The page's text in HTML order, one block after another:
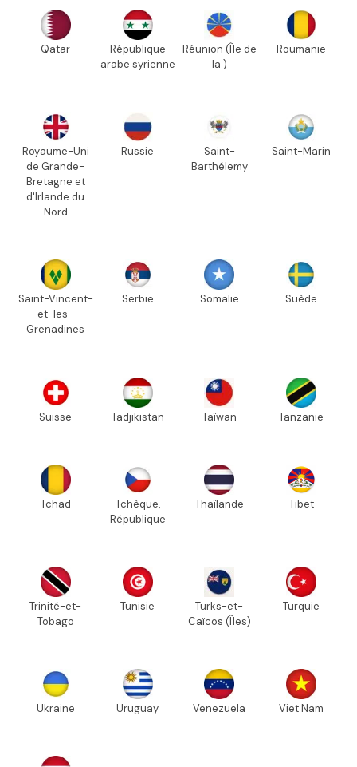
Qatar
République
arabe syrienne
Réunion (Île de
la )
Roumanie
Royaume-Uni
de Grande-
Bretagne et
d'Irlande du
Nord
Russie
Saint-
Barthélemy
Saint-Marin
Saint-Vincent-
et-les-
Grenadines
Serbie Somalie Suède
Suisse Tadjikistan Taïwan Tanzanie
Tchad
Tchèque,
République
Thaïlande Tibet
Trinité-et-
Tobago
Tunisie
Turks-et-
Caïcos (Îles)
Turquie
Ukraine Uruguay Venezuela Viet Nam